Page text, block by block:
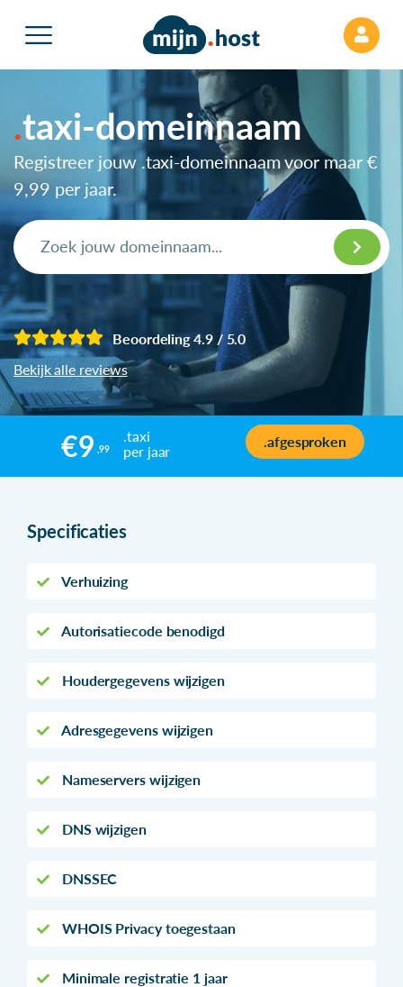
taxi-domeinnaam
Registreer jouw .taxi-domeinnaam voor maar €
9,99 per jaar.
Beoordeling 4.9 / 5.0
Bekijk alle reviews
€9 ,99
.taxi
per jaar
.afgesproken
Specificaties
Verhuizing
Autorisatiecode benodigd
Houdergegevens wijzigen
Adresgegevens wijzigen
Nameservers wijzigen
DNS wijzigen
DNSSEC
WHOIS Privacy toegestaan
Minimale registratie 1 jaar